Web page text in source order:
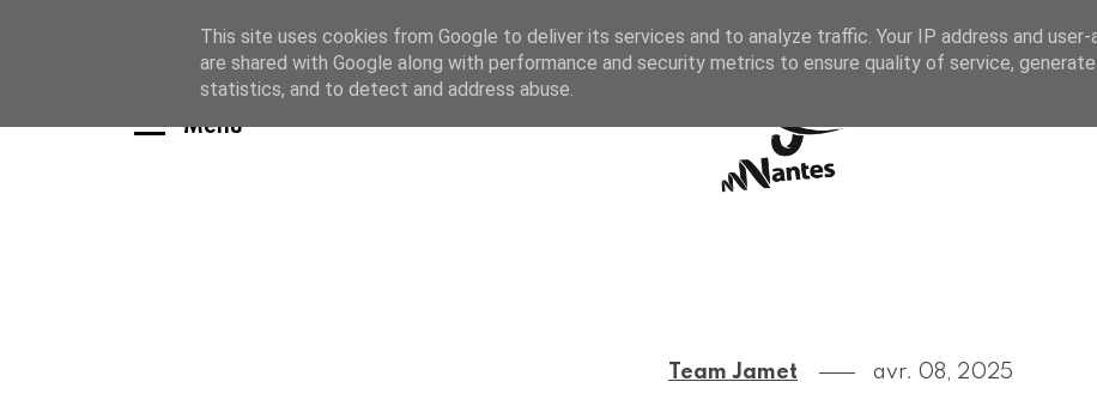
Menu
Team Jamet avr. 08, 2025
This site uses cookies from Google to deliver its services and to analyze traffic. Your IP address and user-
are shared with Google along with performance and security metrics to ensure quality of service,
statistics, and to detect and address abuse.